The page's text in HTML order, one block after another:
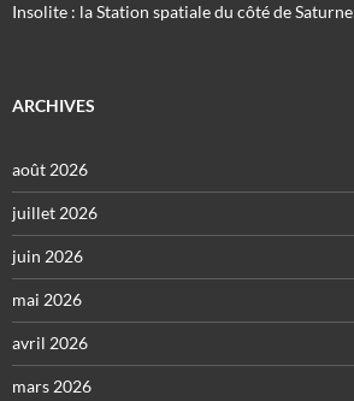
Insolite : la Station spatiale du côté de Saturne
ARCHIVES
août 2026
juillet 2026
juin 2026
mai 2026
avril 2026
mars 2026